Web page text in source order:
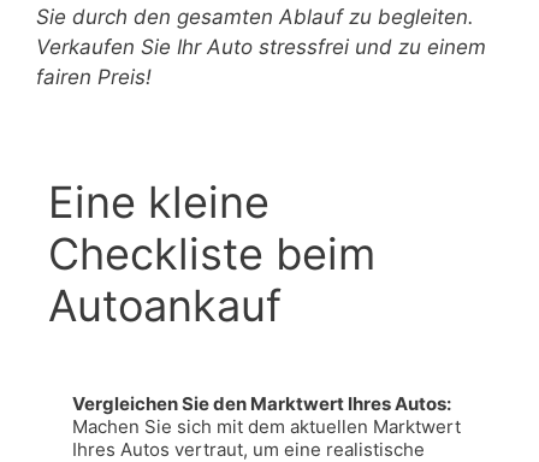
Sie durch den gesamten Ablauf zu begleiten.
Verkaufen Sie Ihr Auto stressfrei und zu einem
fairen Preis!
Eine kleine
Checkliste beim
Autoankauf
Machen Sie sich mit dem aktuellen Marktwert
Ihres Autos vertraut, um eine realistische